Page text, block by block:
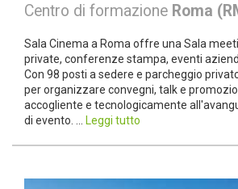
Centro di formazione Roma
Sala Cinema a Roma offre una Sala
private, conferenze stampa, eventi
Con 98 posti a sedere e parcheggio
per organizzare convegni, talk e
accogliente e tecnologicamente
di evento. ...
Leggi tutto